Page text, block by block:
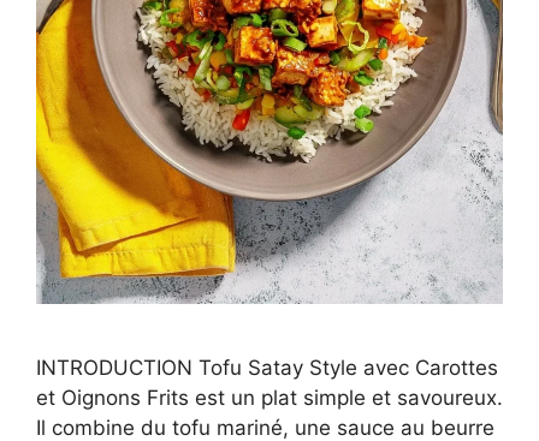
INTRODUCTION Tofu Satay Style avec Carottes
et Oignons Frits est un plat simple et savoureux.
Il combine du tofu mariné, une sauce au beurre